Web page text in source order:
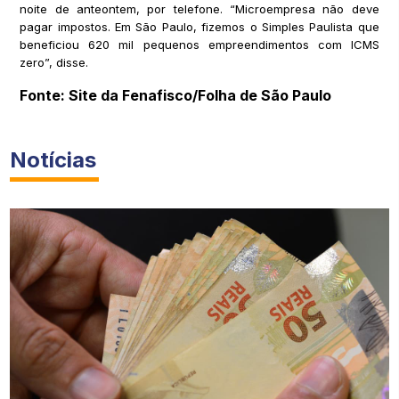
noite de anteontem, por telefone. “Microempresa não deve
pagar impostos. Em São Paulo, fizemos o Simples Paulista que
beneficiou 620 mil pequenos empreendimentos com ICMS
zero”, disse.
Fonte: Site da Fenafisco/Folha de São Paulo
Notícias